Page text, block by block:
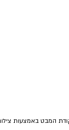
המבט באמצעות